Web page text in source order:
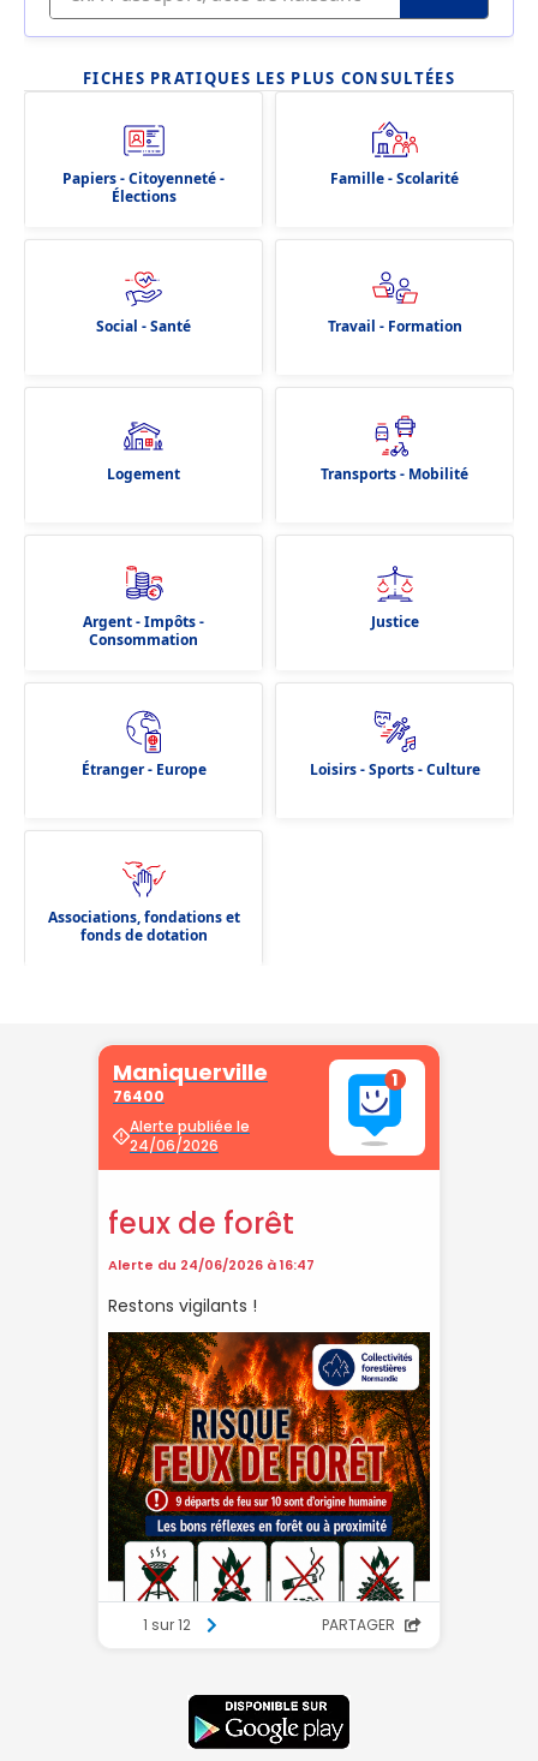
FICHES PRATIQUES LES PLUS CONSULTÉES
Papiers - Citoyenneté -
Élections
Famille - Scolarité
Social - Santé Travail - Formation
Logement Transports - Mobilité
Argent - Impôts -
Consommation
Justice
Étranger - Europe Loisirs - Sports - Culture
Associations, fondations et
fonds de dotation